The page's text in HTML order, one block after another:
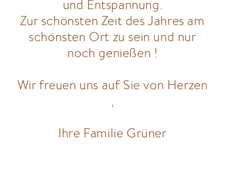
und Entspannung.
Zur schönsten Zeit des Jahres am
schönsten Ort zu sein und nur
noch genießen !
Wir freuen uns auf Sie von Herzen
,
Ihre Familie Grüner